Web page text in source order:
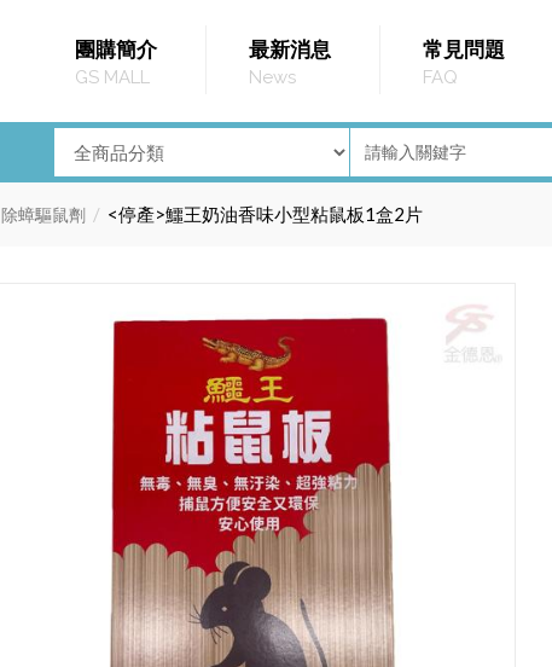
團購簡介
GS MALL
最新消息
News
常見問題
FAQ
除蟑驅鼠劑 <停產>鱷王奶油香味小型粘鼠板1盒2片